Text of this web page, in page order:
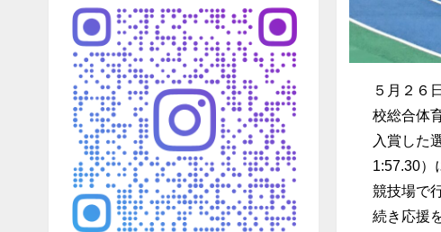
５月２６
校総合体
入賞した
1:57.30）
競技場で
続き応援